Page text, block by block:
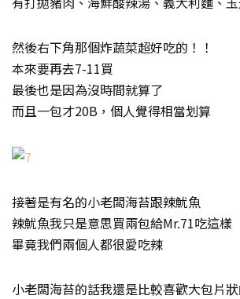
然後右下角那個炸蔬菜超好吃的！！
本來要再去7-11買
最後也是因為沒時間就算了
而且一包才20B，個人覺得相當划算
接著是有名的小老闆海苔跟辣魷魚
辣魷魚我只是意思買兩包給Mr.71吃這樣
畢竟我們兩個人都很愛吃辣
小老闆海苔的話我還是比較喜歡大包片